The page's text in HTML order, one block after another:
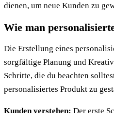
dienen, um neue Kunden zu
Wie man
Die Erstellung eines
sorgfältige Planung und
Schritte, die du beachten
personalisiertes Produkt zu
Kunden verstehen: Der erste